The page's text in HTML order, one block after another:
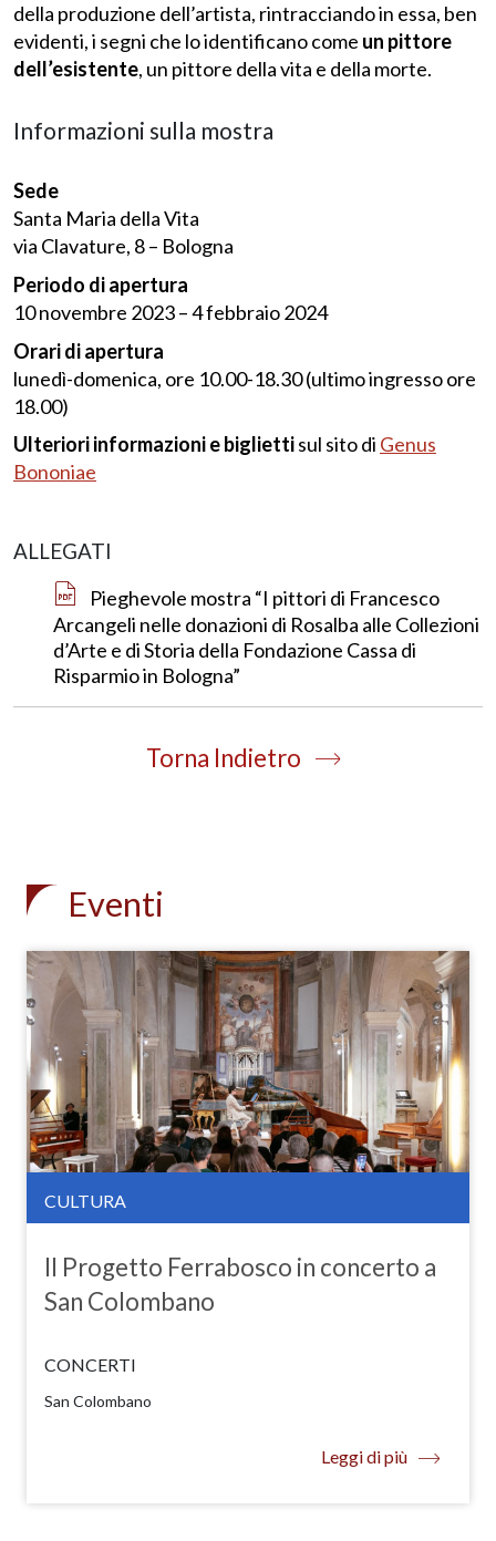
della produzione dell’artista, rintracciando in essa, ben
evidenti, i segni che lo identificano come un pittore
dell’esistente, un pittore della vita e della morte.
Informazioni sulla mostra
Sede
Santa Maria della Vita
via Clavature, 8 – Bologna
Periodo di apertura
10 novembre 2023 – 4 febbraio 2024
Orari di apertura
lunedì-domenica, ore 10.00-18.30 (ultimo ingresso ore
18.00)
Ulteriori informazioni e bigliettisul sito di Genus
Bononiae
ALLEGATI
Pieghevole mostra “I pittori di Francesco
Arcangeli nelle donazioni di Rosalba alle Collezioni
d’Arte e di Storia della Fondazione Cassa di
Risparmio in Bologna”
Torna Indietro
Eventi
CULTURA
Il Progetto Ferrabosco in concerto a
San Colombano
CONCERTI
San Colombano
Leggi di più